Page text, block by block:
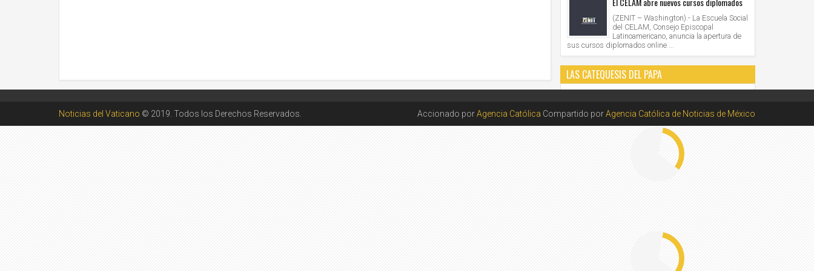
(ZENIT – Washington).- La Escuela Social
del CELAM, Consejo Episcopal
Latinoamericano, anuncia la apertura de
sus cursos diplomados online ...
LAS CATEQUESIS DEL PAPA
Noticias del Vaticano © 2019. Todos los Derechos Reservados. Accionado porAgencia Católica Compartido porAgencia Católica de Noticias de México